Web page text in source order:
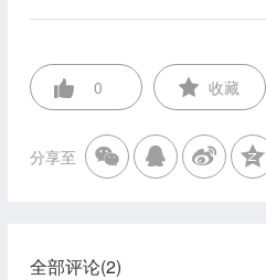
0 收藏
分享至
全部评论(2)